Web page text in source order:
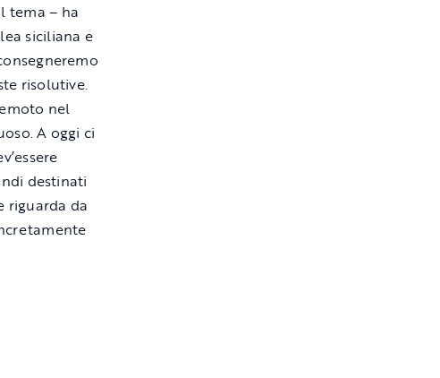
tema – ha
siciliana e
risolutive.
nel
A oggi ci
destinati
riguarda da